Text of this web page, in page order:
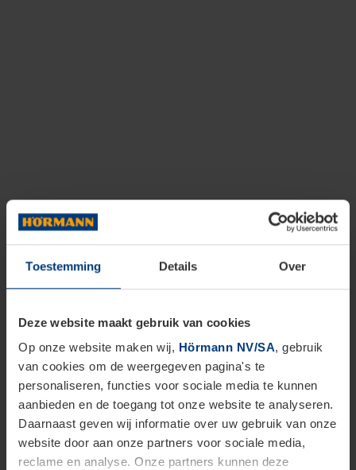
Toestemming Details Over
Deze website maakt gebruik van cookies
Op onze website maken wij, Hörmann NV/SA, gebruik
van cookies om de weergegeven pagina's te
personaliseren, functies voor sociale media te kunnen
aanbieden en de toegang tot onze website te analyseren.
Daarnaast geven wij informatie over uw gebruik van onze
website door aan onze partners voor sociale media,
reclame en analyse. Onze partners kunnen deze